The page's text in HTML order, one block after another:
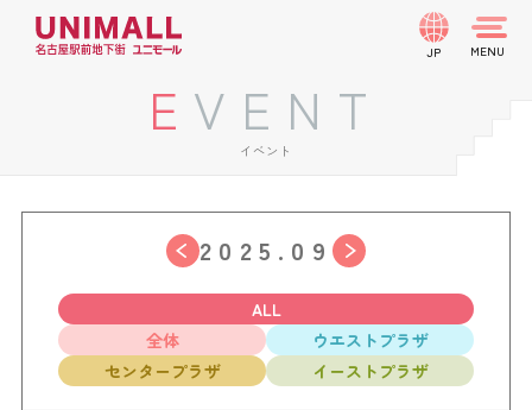
JP
EVENT
イベント
2025.09
ALL
全体
ウエストプラザ
センタープラザ
イーストプラザ